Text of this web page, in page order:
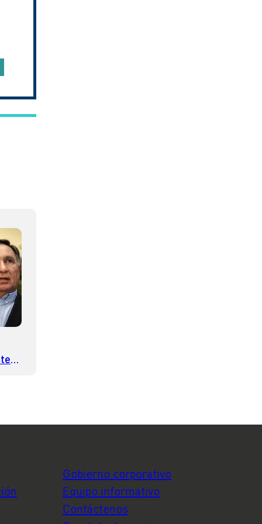
Gobierno corporativo
Equipo informativo
Contáctenos